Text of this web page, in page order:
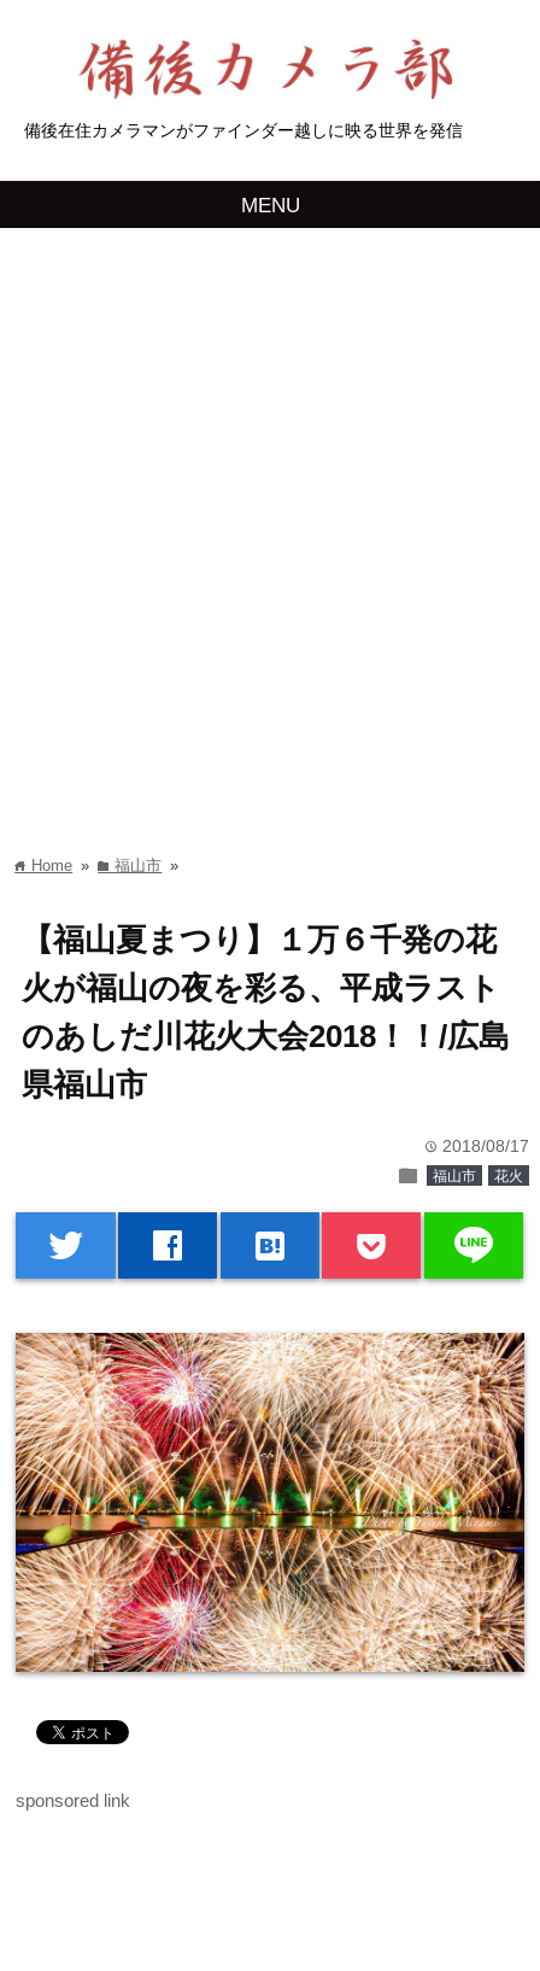
備後在住カメラマンがファインダー越しに映る世界を発信
MENU
home Home » folder福山市 »
【福山夏まつり】１万６千発の花
火が福山の夜を彩る、平成ラスト
のあしだ川花火大会2018！！/広島
県福山市
time 2018/08/17
folder 福山市 花火
twitter facebook hatenabookmark line
sponsored link